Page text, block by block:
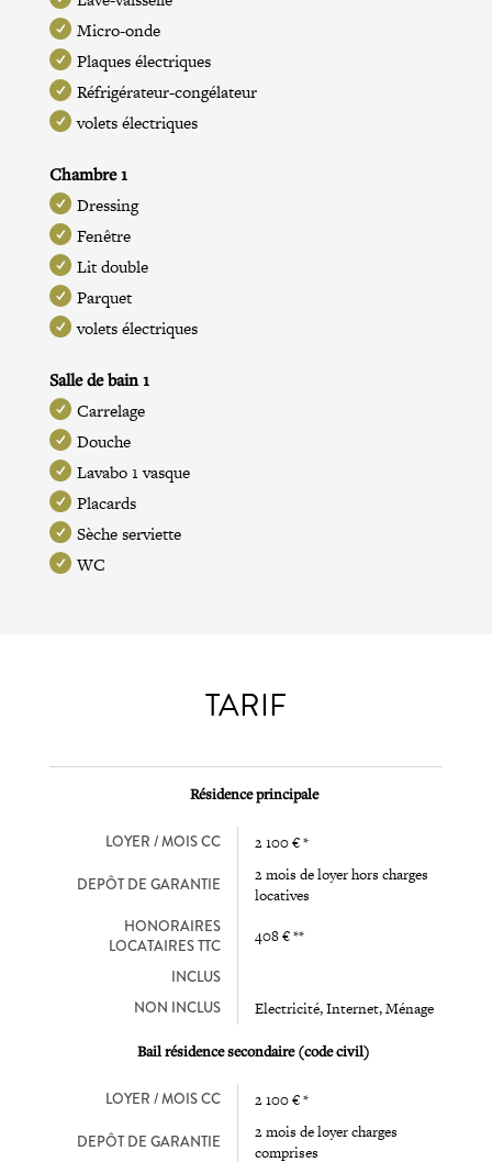
Micro-onde
Plaques électriques
Réfrigérateur-congélateur
volets électriques
Chambre 1
Dressing
Fenêtre
Lit double
Parquet
volets électriques
Salle de bain 1
Carrelage
Douche
Lavabo 1 vasque
Placards
Sèche serviette
WC
TARIF
Résidence principale
LOYER / MOIS CC 2 100 € *
DEPÔT DE GARANTIE
2 mois de loyer hors charges
locatives
HONORAIRES
LOCATAIRES TTC
408 € **
INCLUS
NON INCLUS
Electricité, Internet, Ménage
Bail résidence secondaire (code civil)
LOYER / MOIS CC 2 100 € *
DEPÔT DE GARANTIE
2 mois de loyer charges
comprises